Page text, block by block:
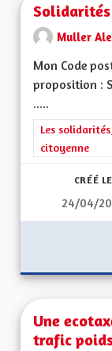
Muller
Mon Code
proposition :
.....
Filtrer les
Les
citoyenne
CRÉÉ LE
24/04/
Une
trafic